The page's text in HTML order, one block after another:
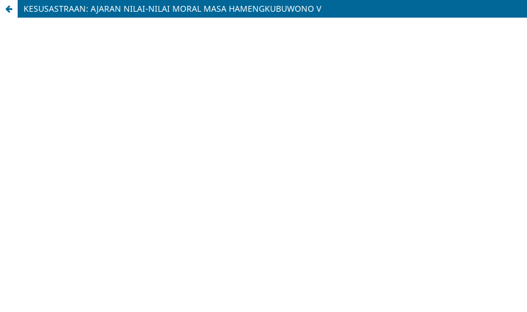
KESUSASTRAAN: AJARAN NILAI-NILAI MORAL MASA HAMENGKUBUWONO V